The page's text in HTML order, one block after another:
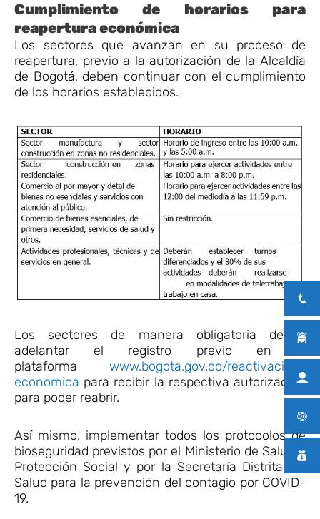
Cumplimiento de horarios para
reapertura económica
Los sectores que avanzan en su proceso de
reapertura, previo a la autorización de la Alcaldía
de Bogotá, deben continuar con el cumplimiento
de los horarios establecidos.
Los sectores de manera obligatoria deben
adelantar el registro previo en la
plataforma www.bogota.gov.co/reactivacion-
economica para recibir la respectiva autorización
para poder reabrir.
Así mismo, implementar todos los protocolos de
bioseguridad previstos por el Ministerio de Salud y
Protección Social y por la Secretaría Distrital de
Salud para la prevención del contagio por COVID-
19.